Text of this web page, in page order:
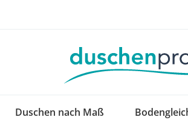
Duschen nach Maß